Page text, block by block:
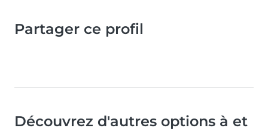
Partager ce profil
Découvrez d'autres options à et